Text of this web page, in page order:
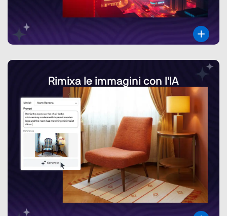
Rimixa le immagini con l'IA